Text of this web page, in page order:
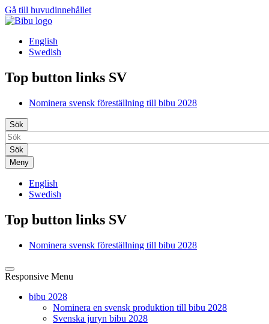
Gå till huvudinnehållet
English
Swedish
Top button links SV
Nominera svensk föreställning till bibu 2028
Sök
Meny
English
Swedish
Top button links SV
Nominera svensk föreställning till bibu 2028
Responsive Menu
bibu 2028
Nominera en svensk produktion till bibu 2028
Svenska juryn bibu 2028